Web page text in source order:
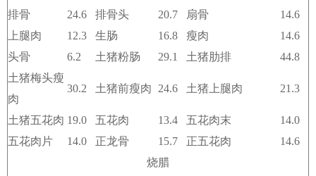
排骨
24.6 排骨头 20.7 扇骨
14.6
上腿肉
12.3 生肠 16.8 瘦肉
14.6
头骨
6.2 土猪粉肠 29.1 土猪肋排
44.8
土猪梅头瘦
肉
30.2 土猪前瘦肉 24.6 土猪上腿肉 21.3
土猪五花肉 19.0 五花肉 13.4 五花肉末
14.0
五花肉片
14.0 正龙骨 15.7 正五花肉
14.6
烧腊